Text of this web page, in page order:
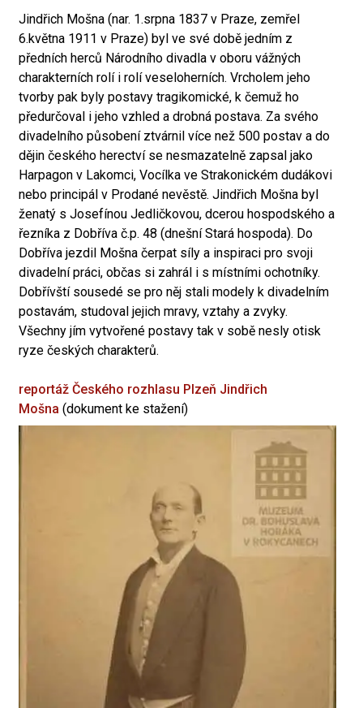
Jindřich Mošna (nar. 1.srpna 1837 v Praze, zemřel
6.května 1911 v Praze) byl ve své době jedním z
předních herců Národního divadla v oboru vážných
charakterních rolí i rolí veseloherních. Vrcholem jeho
tvorby pak byly postavy tragikomické, k čemuž ho
předurčoval i jeho vzhled a drobná postava. Za svého
divadelního působení ztvárnil více než 500 postav a do
dějin českého herectví se nesmazatelně zapsal jako
Harpagon v Lakomci, Vocílka ve Strakonickém dudákovi
nebo principál v Prodané nevěstě. Jindřich Mošna byl
ženatý s Josefínou Jedličkovou, dcerou hospodského a
řezníka z Dobříva č.p. 48 (dnešní Stará hospoda). Do
Dobříva jezdil Mošna čerpat síly a inspiraci pro svoji
divadelní práci, občas si zahrál i s místními ochotníky.
Dobřívští sousedé se pro něj stali modely k divadelním
postavám, studoval jejich mravy, vztahy a zvyky.
Všechny jím vytvořené postavy tak v sobě nesly otisk
ryze českých charakterů.
reportáž Českého rozhlasu Plzeň Jindřich
Mošna (dokument ke stažení)